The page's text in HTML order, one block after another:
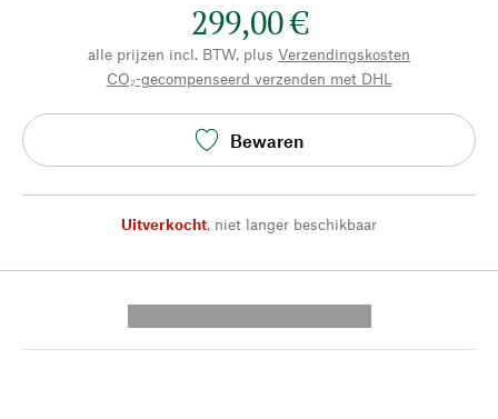
299,00 €
alle prijzen incl. BTW, plus Verzendingskosten
CO₂-gecompenseerd verzenden met DHL
Bewaren
Uitverkocht, niet langer beschikbaar